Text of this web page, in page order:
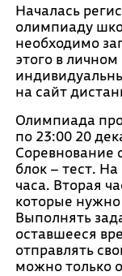
Началась
олимпиаду
необходимо
этого в
на сайт
Олимпиада
по 23:00 20
Соревнование
блок – тест.
часа. Вторая
которые нужно
Выполнять
оставшееся
отправлять
можно только